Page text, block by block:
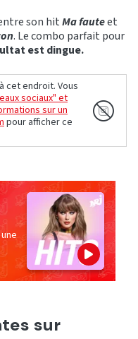
son hitMa fauteet
. Le combo parfait pour
est dingue.
cet endroit. Vous
sociaux" et
sur un
pour afficher ce
sur